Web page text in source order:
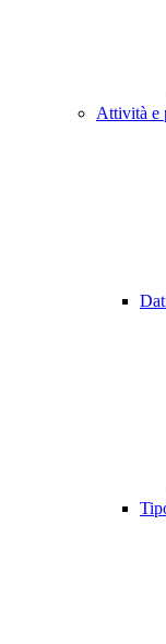
Attività e